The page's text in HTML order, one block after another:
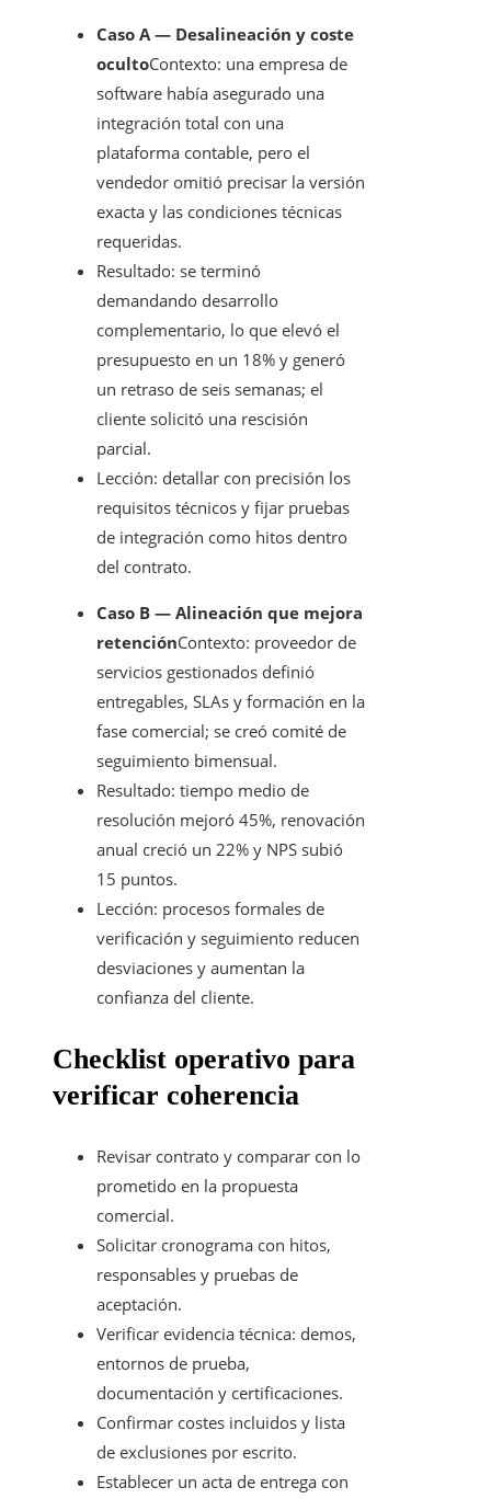
Caso A — Desalineación y coste
ocultoContexto: una empresa de
software había asegurado una
integración total con una
plataforma contable, pero el
vendedor omitió precisar la versión
exacta y las condiciones técnicas
requeridas.
Resultado: se terminó
demandando desarrollo
complementario, lo que elevó el
presupuesto en un 18% y generó
un retraso de seis semanas; el
cliente solicitó una rescisión
parcial.
Lección: detallar con precisión los
requisitos técnicos y fijar pruebas
de integración como hitos dentro
del contrato.
Caso B — Alineación que mejora
retenciónContexto: proveedor de
servicios gestionados definió
entregables, SLAs y formación en la
fase comercial; se creó comité de
seguimiento bimensual.
Resultado: tiempo medio de
resolución mejoró 45%, renovación
anual creció un 22% y NPS subió
15 puntos.
Lección: procesos formales de
verificación y seguimiento reducen
desviaciones y aumentan la
confianza del cliente.
Checklist operativo para
verificar coherencia
Revisar contrato y comparar con lo
prometido en la propuesta
comercial.
Solicitar cronograma con hitos,
responsables y pruebas de
aceptación.
Verificar evidencia técnica: demos,
entornos de prueba,
documentación y certificaciones.
Confirmar costes incluidos y lista
de exclusiones por escrito.
Establecer un acta de entrega con